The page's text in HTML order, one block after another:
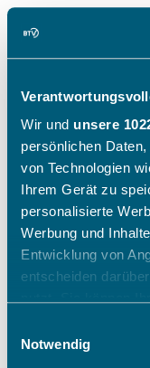
Wir und unsere
persönlichen
von Technologien
Ihrem Gerät zu
personalisierte
Werbung und
Entwicklung von
entscheiden
Trigger Symbol
Notwendig